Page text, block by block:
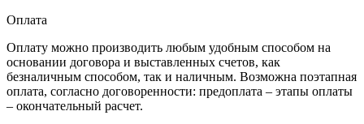
Оплата
Оплату можно производить любым удобным способом на
основании договора и выставленных счетов, как
безналичным способом, так и наличным. Возможна поэтапная
оплата, согласно договоренности: предоплата – этапы оплаты
– окончательный расчет.